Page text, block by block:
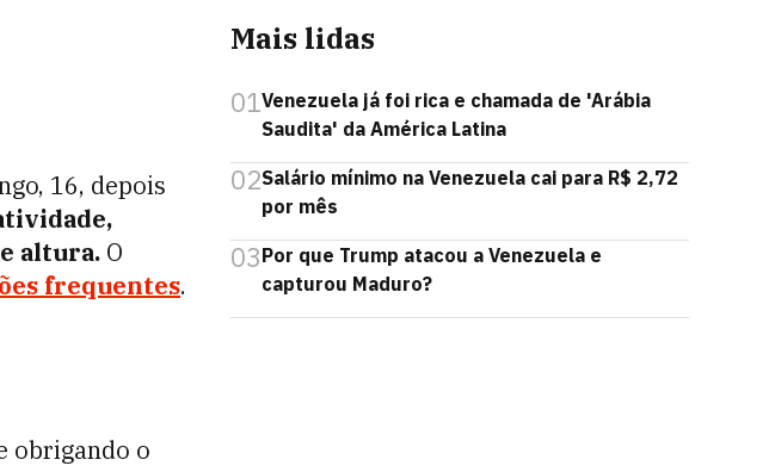
16, depois
altura. O
frequentes.
obrigando o
Mais lidas
01Venezuela já foi rica e chamada de 'Arábia
Saudita' da América Latina
02Salário mínimo na Venezuela cai para R$ 2,72
por mês
03Por que Trump atacou a Venezuela e
capturou Maduro?